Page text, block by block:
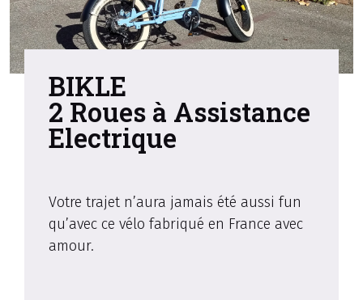
BIKLE
2 Roues à Assistance
Electrique
Votre trajet n’aura jamais été aussi fun
qu’avec ce vélo fabriqué en France avec
amour.